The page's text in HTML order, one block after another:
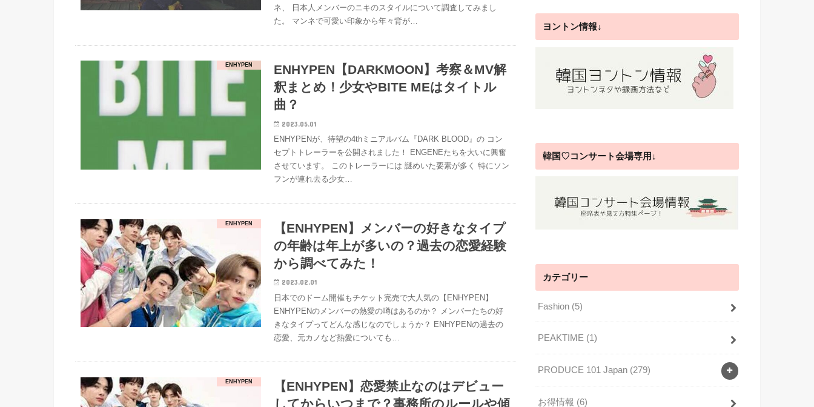
ネ、 日本人メンバーのニキのスタイルについて調査してみまし
た。 マンネで可愛い印象から年々背が…
ENHYPEN
ENHYPEN【DARKMOON】考察＆MV解
釈まとめ！少女やBITE MEはタイトル
曲？
2023.05.01
ENHYPENが、待望の4thミニアルバム『DARK BLOOD』の コン
セプトトレーラーを公開されました！ ENGENEたちを大いに興奮
させています。 このトレーラーには 謎めいた要素が多く 特にソン
フンが連れ去る少女…
ENHYPEN
【ENHYPEN】メンバーの好きなタイプ
の年齢は年上が多いの？過去の恋愛経験
から調べてみた！
2023.02.01
日本でのドーム開催もチケット完売で大人気の【ENHYPEN】
ENHYPENのメンバーの熱愛の噂はあるのか？ メンバーたちの好
きなタイプってどんな感じなのでしょうか？ ENHYPENの過去の
恋愛、元カノなど熱愛についても…
ENHYPEN
【ENHYPEN】恋愛禁止なのはデビュー
してからいつまで？事務所のルールや傾
ヨントン情報↓
韓国♡コンサート会場専用↓
カテゴリー
Fashion (5)
PEAKTIME (1)
PRODUCE 101 Japan (279)
お得情報 (6)